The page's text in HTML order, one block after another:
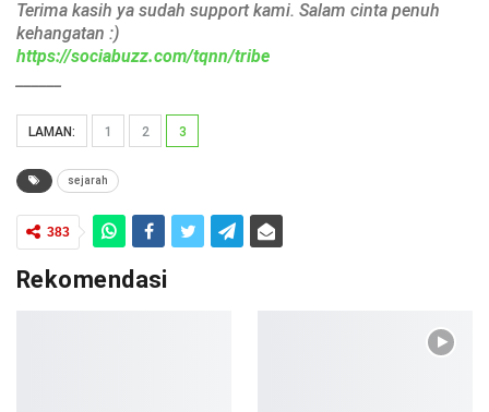
Terima kasih ya sudah support kami. Salam cinta penuh
kehangatan :)
https://sociabuzz.com/tqnn/tribe
LAMAN: 1 2 3
sejarah
383
Rekomendasi